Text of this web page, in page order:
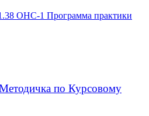
ОНС-1 Программа практики
по Курсовому